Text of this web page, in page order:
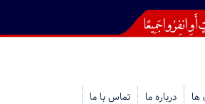
ها درباره ما تماس با ما